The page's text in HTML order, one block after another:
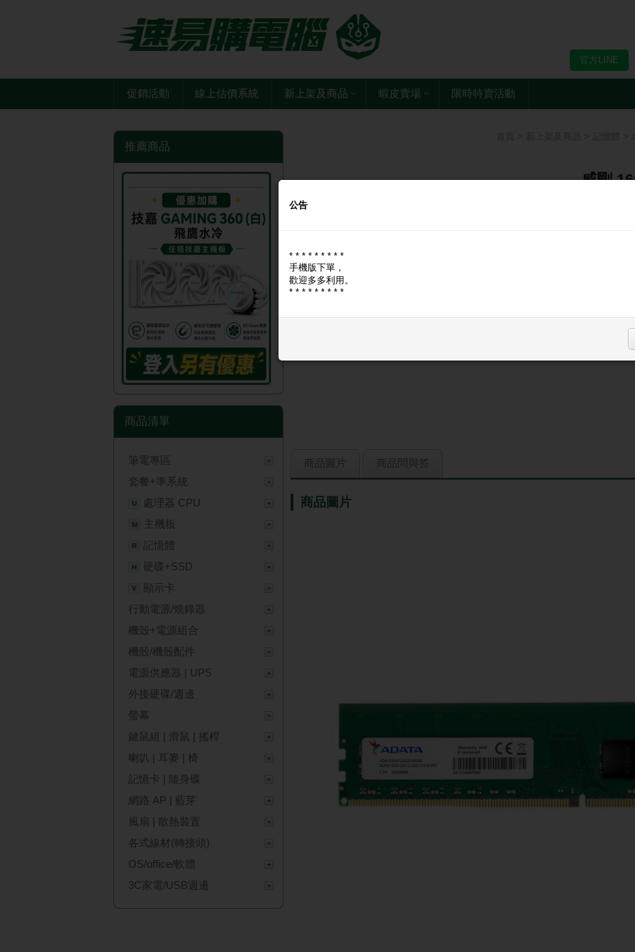
官方LINE
促銷活動 線上估價系統 新上架及商品 蝦皮賣場 限時特賣活動
推薦商品
商品清單
筆電專區
套餐+準系統
U 處理器 CPU
M 主機板
R 記憶體
H 硬碟+SSD
V
顯示卡
行動電源/燒錄器
機殼+電源組合
機殼/機殼配件
電源供應器 | UPS
外接硬碟/週邊
螢幕
鍵鼠組 | 滑鼠 | 搖桿
喇叭 | 耳麥 | 椅
記憶卡 | 隨身碟
網路 AP | 藍芽
風扇 | 散熱裝置
各式線材(轉接頭)
OS/office/軟體
3C家電/USB週邊
威剛
商品圖片 商品問與答
商品圖片
公告
* * * * * * * * *
手機版下單，
歡迎多多利用。
* * * * * * * * *